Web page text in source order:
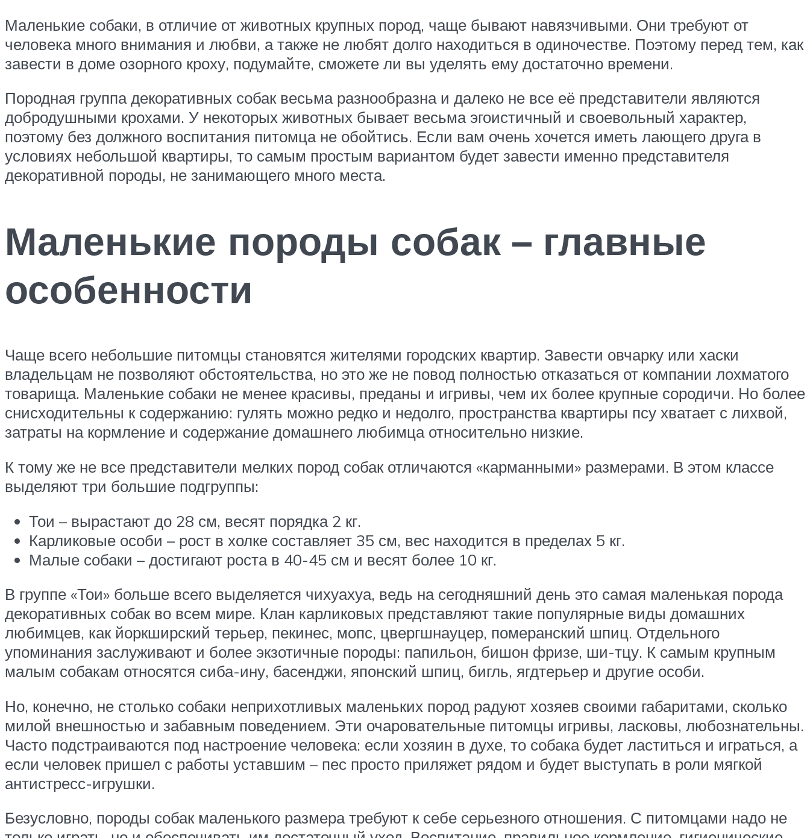
Маленькие собаки, в отличие от животных крупных пород, чаще бывают навязчивыми. Они требуют от
человека много внимания и любви, а также не любят долго находиться в одиночестве. Поэтому перед тем, как
завести в доме озорного кроху, подумайте, сможете ли вы уделять ему достаточно времени.
Породная группа декоративных собак весьма разнообразна и далеко не все её представители являются
добродушными крохами. У некоторых животных бывает весьма эгоистичный и своевольный характер,
поэтому без должного воспитания питомца не обойтись. Если вам очень хочется иметь лающего друга в
условиях небольшой квартиры, то самым простым вариантом будет завести именно представителя
декоративной породы, не занимающего много места.
Маленькие породы собак – главные
особенности
Чаще всего небольшие питомцы становятся жителями городских квартир. Завести овчарку или хаски
владельцам не позволяют обстоятельства, но это же не повод полностью отказаться от компании лохматого
товарища. Маленькие собаки не менее красивы, преданы и игривы, чем их более крупные сородичи. Но более
снисходительны к содержанию: гулять можно редко и недолго, пространства квартиры псу хватает с лихвой,
затраты на кормление и содержание домашнего любимца относительно низкие.
К тому же не все представители мелких пород собак отличаются «карманными» размерами. В этом классе
выделяют три большие подгруппы:
Тои – вырастают до 28 см, весят порядка 2 кг.
Карликовые особи – рост в холке составляет 35 см, вес находится в пределах 5 кг.
Малые собаки – достигают роста в 40-45 см и весят более 10 кг.
В группе «Тои» больше всего выделяется чихуахуа, ведь на сегодняшний день это самая маленькая порода
декоративных собак во всем мире. Клан карликовых представляют такие популярные виды домашних
любимцев, как йоркширский терьер, пекинес, мопс, цвергшнауцер, померанский шпиц. Отдельного
упоминания заслуживают и более экзотичные породы: папильон, бишон фризе, ши-тцу. К самым крупным
малым собакам относятся сиба-ину, басенджи, японский шпиц, бигль, ягдтерьер и другие особи.
Но, конечно, не столько собаки неприхотливых маленьких пород радуют хозяев своими габаритами, сколько
милой внешностью и забавным поведением. Эти очаровательные питомцы игривы, ласковы, любознательны.
Часто подстраиваются под настроение человека: если хозяин в духе, то собака будет ластиться и играться, а
если человек пришел с работы уставшим – пес просто приляжет рядом и будет выступать в роли мягкой
антистресс-игрушки.
Безусловно, породы собак маленького размера требуют к себе серьезного отношения. С питомцами надо не